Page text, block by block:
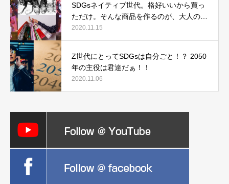
SDGsネイティブ世代。格好いいから買っ
ただけ。そんな商品を作るのが、大人の仕
事なんだ。
2020.11.15
Z世代にとってSDGsは自分ごと！？ 2050
年の主役は君達だぁ！！
2020.11.06